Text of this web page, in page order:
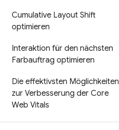
Cumulative Layout Shift
optimieren
Interaktion für den nächsten
Farbauftrag optimieren
Die effektivsten Möglichkeiten
zur Verbesserung der Core
Web Vitals